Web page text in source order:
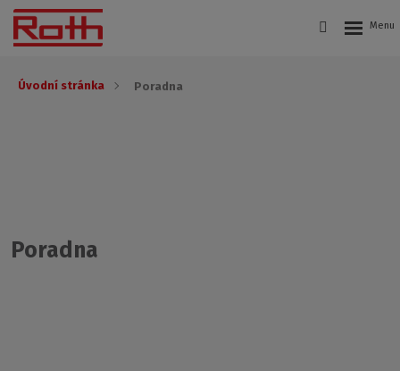
Úvodní stránka Poradna
Poradna